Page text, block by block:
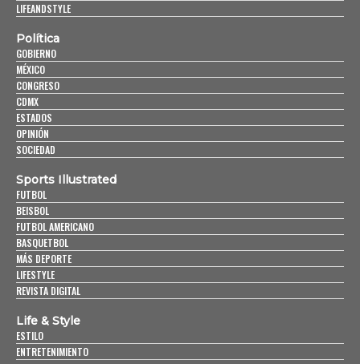
LIFEANDSTYLE
Política
GOBIERNO
MÉXICO
CONGRESO
CDMX
ESTADOS
OPINIÓN
SOCIEDAD
Sports Illustrated
FUTBOL
BEISBOL
FUTBOL AMERICANO
BASQUETBOL
MÁS DEPORTE
LIFESTYLE
REVISTA DIGITAL
Life & Style
ESTILO
ENTRETENIMIENTO